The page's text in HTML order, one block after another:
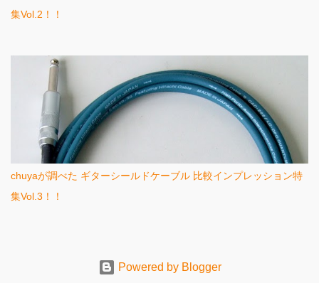
集Vol.2！！
chuyaが調べた ギターシールドケーブル 比較インプレッション特
集Vol.3！！
Powered by Blogger